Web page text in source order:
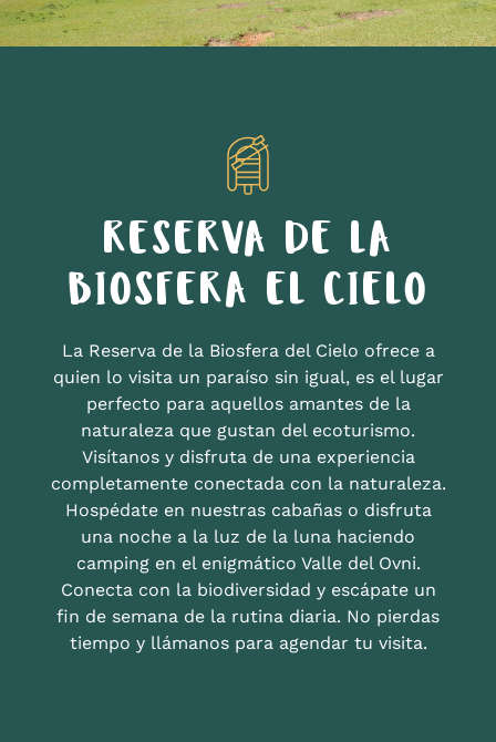
RESERVA DE LA
BIOSFERA EL CIELO
La Reserva de la Biosfera del Cielo ofrece a
quien lo visita un paraíso sin igual, es el lugar
perfecto para aquellos amantes de la
naturaleza que gustan del ecoturismo.
Visítanos y disfruta de una experiencia
completamente conectada con la naturaleza.
Hospédate en nuestras cabañas o disfruta
una noche a la luz de la luna haciendo
camping en el enigmático Valle del Ovni.
Conecta con la biodiversidad y escápate un
fin de semana de la rutina diaria. No pierdas
tiempo y llámanos para agendar tu visita.